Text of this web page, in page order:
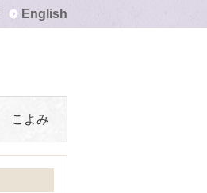
English
こよみ